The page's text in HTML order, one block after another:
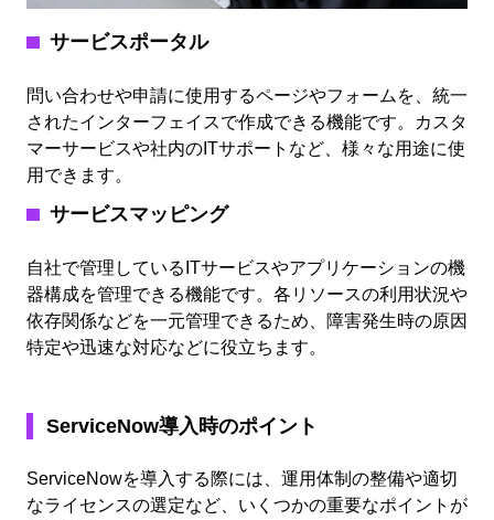
サービスポータル
問い合わせや申請に使用するページやフォームを、統一
されたインターフェイスで作成できる機能です。カスタ
マーサービスや社内のITサポートなど、様々な用途に使
用できます。
サービスマッピング
自社で管理しているITサービスやアプリケーションの機
器構成を管理できる機能です。各リソースの利用状況や
依存関係などを一元管理できるため、障害発生時の原因
特定や迅速な対応などに役立ちます。
ServiceNow導入時のポイント
ServiceNowを導入する際には、運用体制の整備や適切
なライセンスの選定など、いくつかの重要なポイントが